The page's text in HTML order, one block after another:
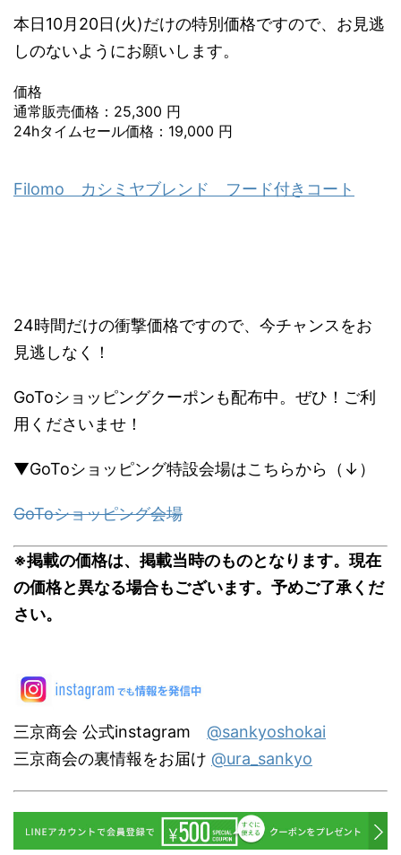
本日10月20日(火)だけの特別価格ですので、お見逃
しのないようにお願いします。
価格
通常販売価格：25,300 円
24hタイムセール価格：19,000 円
Filomo カシミヤブレンド フード付きコート
24時間だけの衝撃価格ですので、今チャンスをお
見逃しなく！
GoToショッピングクーポンも配布中。ぜひ！ご利
用くださいませ！
▼GoToショッピング特設会場はこちらから（↓）
GoToショッピング会場
※掲載の価格は、掲載当時のものとなります。現在
の価格と異なる場合もございます。予めご了承くだ
さい。
三京商会 公式instagram @sankyoshokai
三京商会の裏情報をお届け @ura_sankyo